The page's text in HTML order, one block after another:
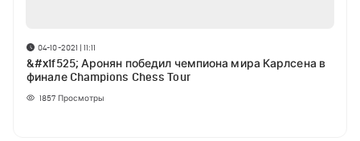
04-10-2021 | 11:11
&#x1f525; Аронян победил чемпиона мира Карлсена в
финале Champions Chess Tour
1857 Просмотры